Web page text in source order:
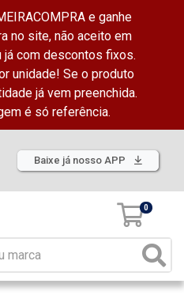
e ganhe
no site, não aceito em
já com descontos fixos.
unidade! Se o produto
já vem preenchida.
é só referência.
Baixe já nosso APP
0